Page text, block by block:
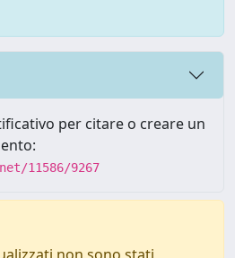
per citare o creare un
11586/9267